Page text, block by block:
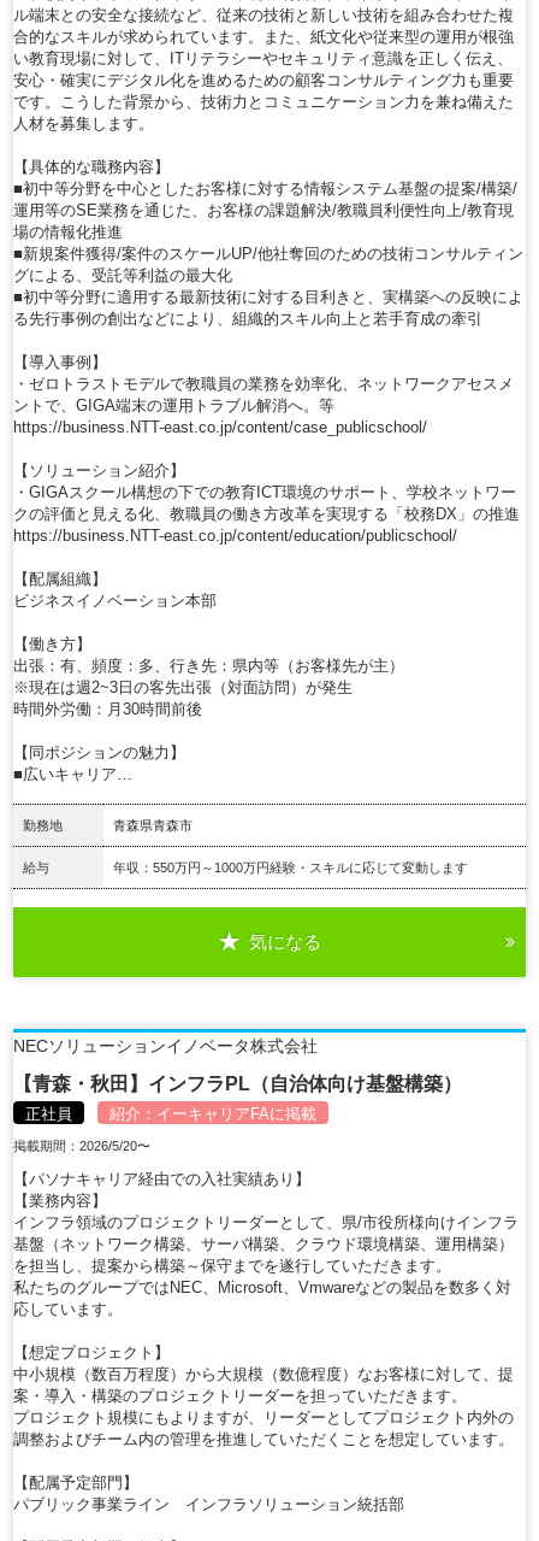
ル端末との安全な接続など、従来の技術と新しい技術を組み合わせた複
合的なスキルが求められています。また、紙文化や従来型の運用が根強
い教育現場に対して、ITリテラシーやセキュリティ意識を正しく伝え、
安心・確実にデジタル化を進めるための顧客コンサルティング力も重要
です。こうした背景から、技術力とコミュニケーション力を兼ね備えた
人材を募集します。
【具体的な職務内容】
■初中等分野を中心としたお客様に対する情報システム基盤の提案/構築/
運用等のSE業務を通じた、お客様の課題解決/教職員利便性向上/教育現
場の情報化推進
■新規案件獲得/案件のスケールUP/他社奪回のための技術コンサルティン
グによる、受託等利益の最大化
■初中等分野に適用する最新技術に対する目利きと、実構築への反映によ
る先行事例の創出などにより、組織的スキル向上と若手育成の牽引
【導入事例】
・ゼロトラストモデルで教職員の業務を効率化、ネットワークアセスメ
ントで、GIGA端末の運用トラブル解消へ。等
https://business.NTT-east.co.jp/content/case_publicschool/
【ソリューション紹介】
・GIGAスクール構想の下での教育ICT環境のサポート、学校ネットワー
クの評価と見える化、教職員の働き方改革を実現する「校務DX」の推進
https://business.NTT-east.co.jp/content/education/publicschool/
【配属組織】
ビジネスイノベーション本部
【働き方】
出張：有、頻度：多、行き先：県内等（お客様先が主）
※現在は週2~3日の客先出張（対面訪問）が発生
時間外労働：月30時間前後
【同ポジションの魅力】
■広いキャリア…
勤務地 青森県青森市
給与 年収：550万円～1000万円経験・スキルに応じて変動します
気になる
NECソリューションイノベータ株式会社
【青森・秋田】インフラPL（自治体向け基盤構築）
正社員 紹介： イーキャリアFAに掲載
掲載期間：2026/5/20〜
【パソナキャリア経由での入社実績あり】
【業務内容】
インフラ領域のプロジェクトリーダーとして、県/市役所様向けインフラ
基盤（ネットワーク構築、サーバ構築、クラウド環境構築、運用構築）
を担当し、提案から構築～保守までを遂行していただきます。
私たちのグループではNEC、Microsoft、Vmwareなどの製品を数多く対
応しています。
【想定プロジェクト】
中小規模（数百万程度）から大規模（数億程度）なお客様に対して、提
案・導入・構築のプロジェクトリーダーを担っていただきます。
プロジェクト規模にもよりますが、リーダーとしてプロジェクト内外の
調整およびチーム内の管理を推進していただくことを想定しています。
【配属予定部門】
パブリック事業ライン インフラソリューション統括部